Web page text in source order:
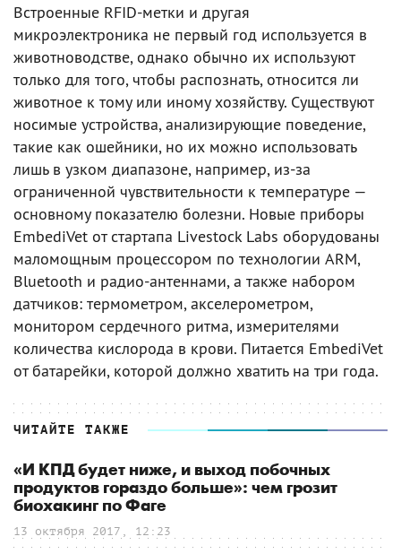
Встроенные RFID-метки и другая
микроэлектроника не первый год используется в
животноводстве, однако обычно их используют
только для того, чтобы распознать, относится ли
животное к тому или иному хозяйству. Существуют
носимые устройства, анализирующие поведение,
такие как ошейники, но их можно использовать
лишь в узком диапазоне, например, из-за
ограниченной чувствительности к температуре —
основному показателю болезни. Новые приборы
EmbediVet от стартапа Livestock Labs оборудованы
маломощным процессором по технологии ARM,
Bluetooth и радио-антеннами, а также набором
датчиков: термометром, акселерометром,
монитором сердечного ритма, измерителями
количества кислорода в крови. Питается EmbediVet
от батарейки, которой должно хватить на три года.
ЧИТАЙТЕ ТАКЖЕ
«И КПД будет ниже, и выход побочных
продуктов гораздо больше»: чем грозит
биохакинг по Фаге
13 октября 2017, 12:23